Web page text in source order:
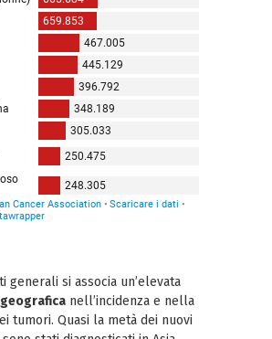
generali si associa un’elevata
nell’incidenza e nella
tumori. Quasi la metà dei nuovi